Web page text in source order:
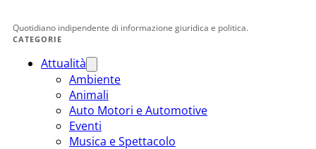
Quotidiano indipendente di informazione giuridica e politica.
CATEGORIE
Attualità
Ambiente
Animali
Auto Motori e Automotive
Eventi
Musica e Spettacolo